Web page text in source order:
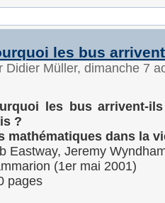
les bus
Didier Müller, dimanche 7
les bus arrivent-
?
mathématiques dans la
Eastway, Jeremy
(1er mai 2001)
pages